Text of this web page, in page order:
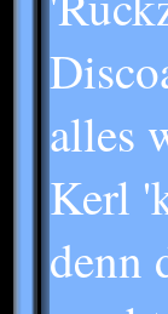
alles
Kerl
denn